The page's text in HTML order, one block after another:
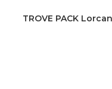
TROVE PACK